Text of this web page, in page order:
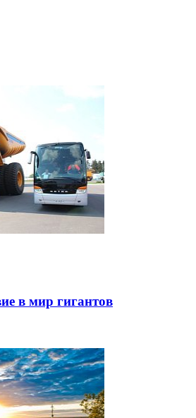
в мир гигантов